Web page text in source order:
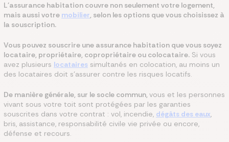
L'assurance habitation couvre non seulement votre logement,
mais aussi votre mobilier, selon les options que vous choisissez à
la souscription.
Vous pouvez souscrire une assurance habitation que vous soyez
locataire, propriétaire, copropriétaire ou colocataire. Si vous
avez plusieurs locataires simultanés en colocation, au moins un
des locataires doit s’assurer contre les risques locatifs.
De manière générale, sur le socle commun, vous et les personnes
vivant sous votre toit sont protégées par les garanties
souscrites dans votre contrat : vol, incendie, dégâts des eaux,
bris, assistance, responsabilité civile vie privée ou encore,
défense et recours.